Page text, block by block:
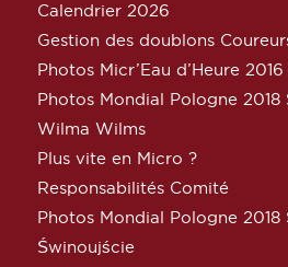
Calendrier 2026
Gestion des doublons
Photos Micr’Eau d’Heure 2016
Photos Mondial Pologne
Wilma Wilms
Plus vite en Micro ?
Responsabilités Comité
Photos Mondial Pologne 2018
Świnoujście